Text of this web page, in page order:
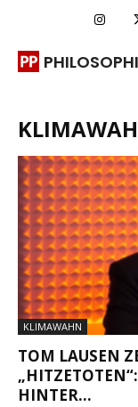
KLIMAWAHN
TOM LAUSEN
HINTER...